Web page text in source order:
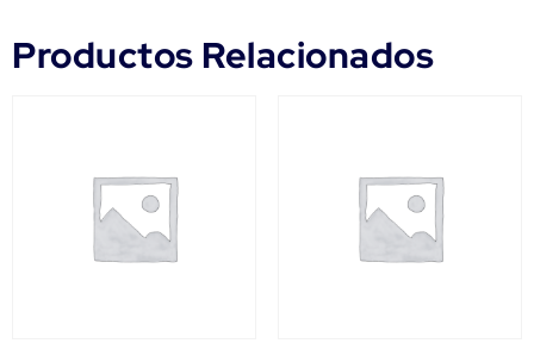
Productos Relacionados